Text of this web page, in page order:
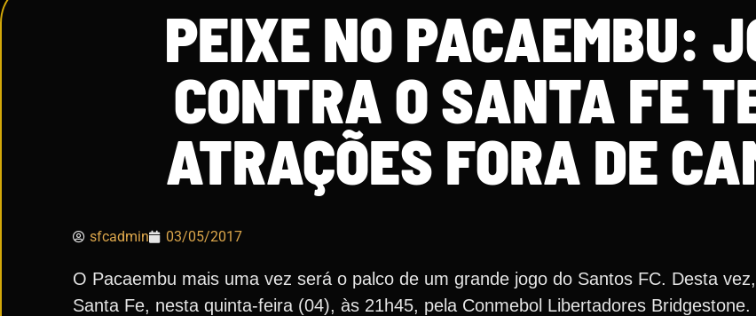
PEIXE NO PACAEMBU:
CONTRA O SANTA FE
ATRAÇÕES FORA DE
sfcadmin 03/05/2017
O Pacaembu mais uma vez será o palco de um grande jogo do Santos FC. Desta
Santa Fe, nesta quinta-feira (04), às 21h45, pela Conmebol Libertadores